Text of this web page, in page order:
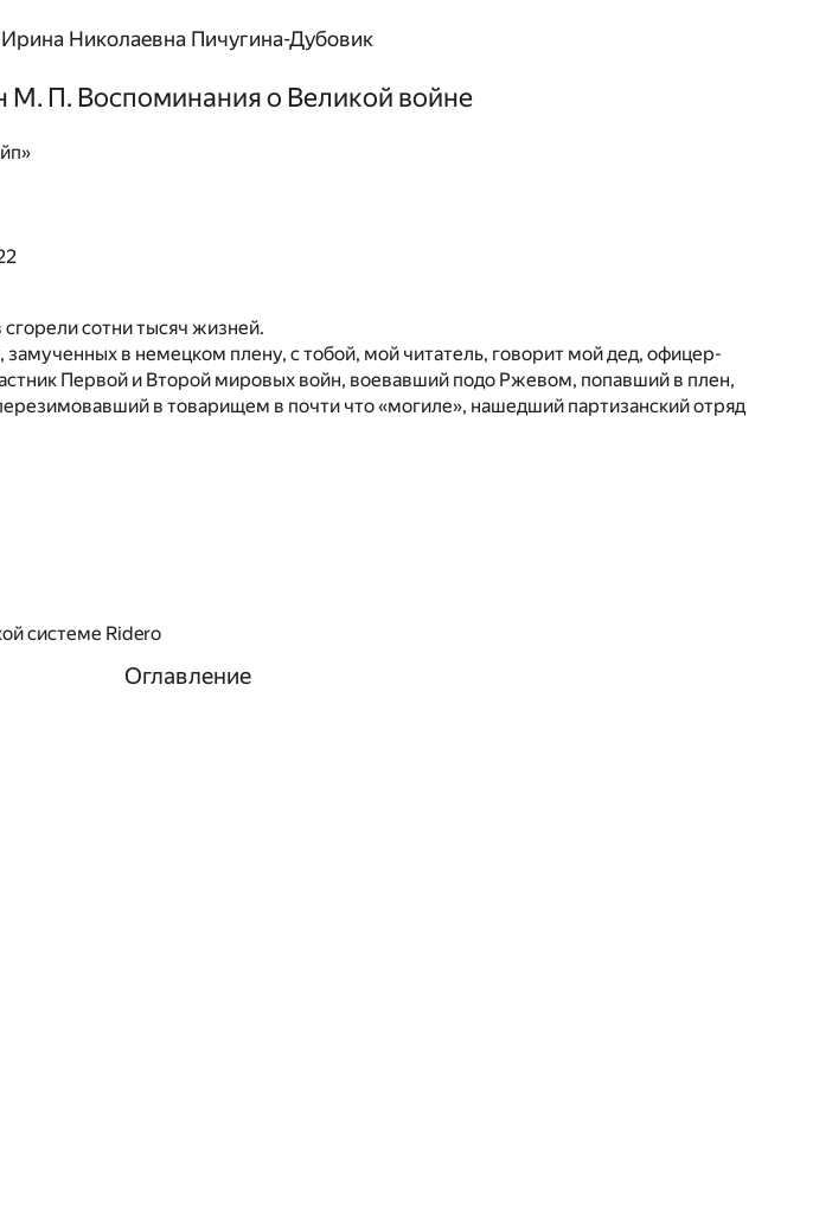
Ирина Николаевна Пичугина-Дубовик
М. П. Воспоминания о Великой войне
сотни тысяч жизней.
в немецком плену, с тобой, мой читатель, говорит мой дед, офицер-
Первой и Второй мировых войн, воевавший подо Ржевом, попавший в плен,
в товарищем в почти что «могиле», нашедший партизанский отряд
системе Ridero
Оглавление